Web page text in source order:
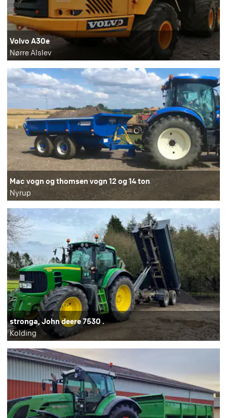
Volvo A30e
Nørre Alslev
Mac vogn og thomsen vogn 12 og 14 ton
Nyrup
stronga, John deere 7530 .
Kolding